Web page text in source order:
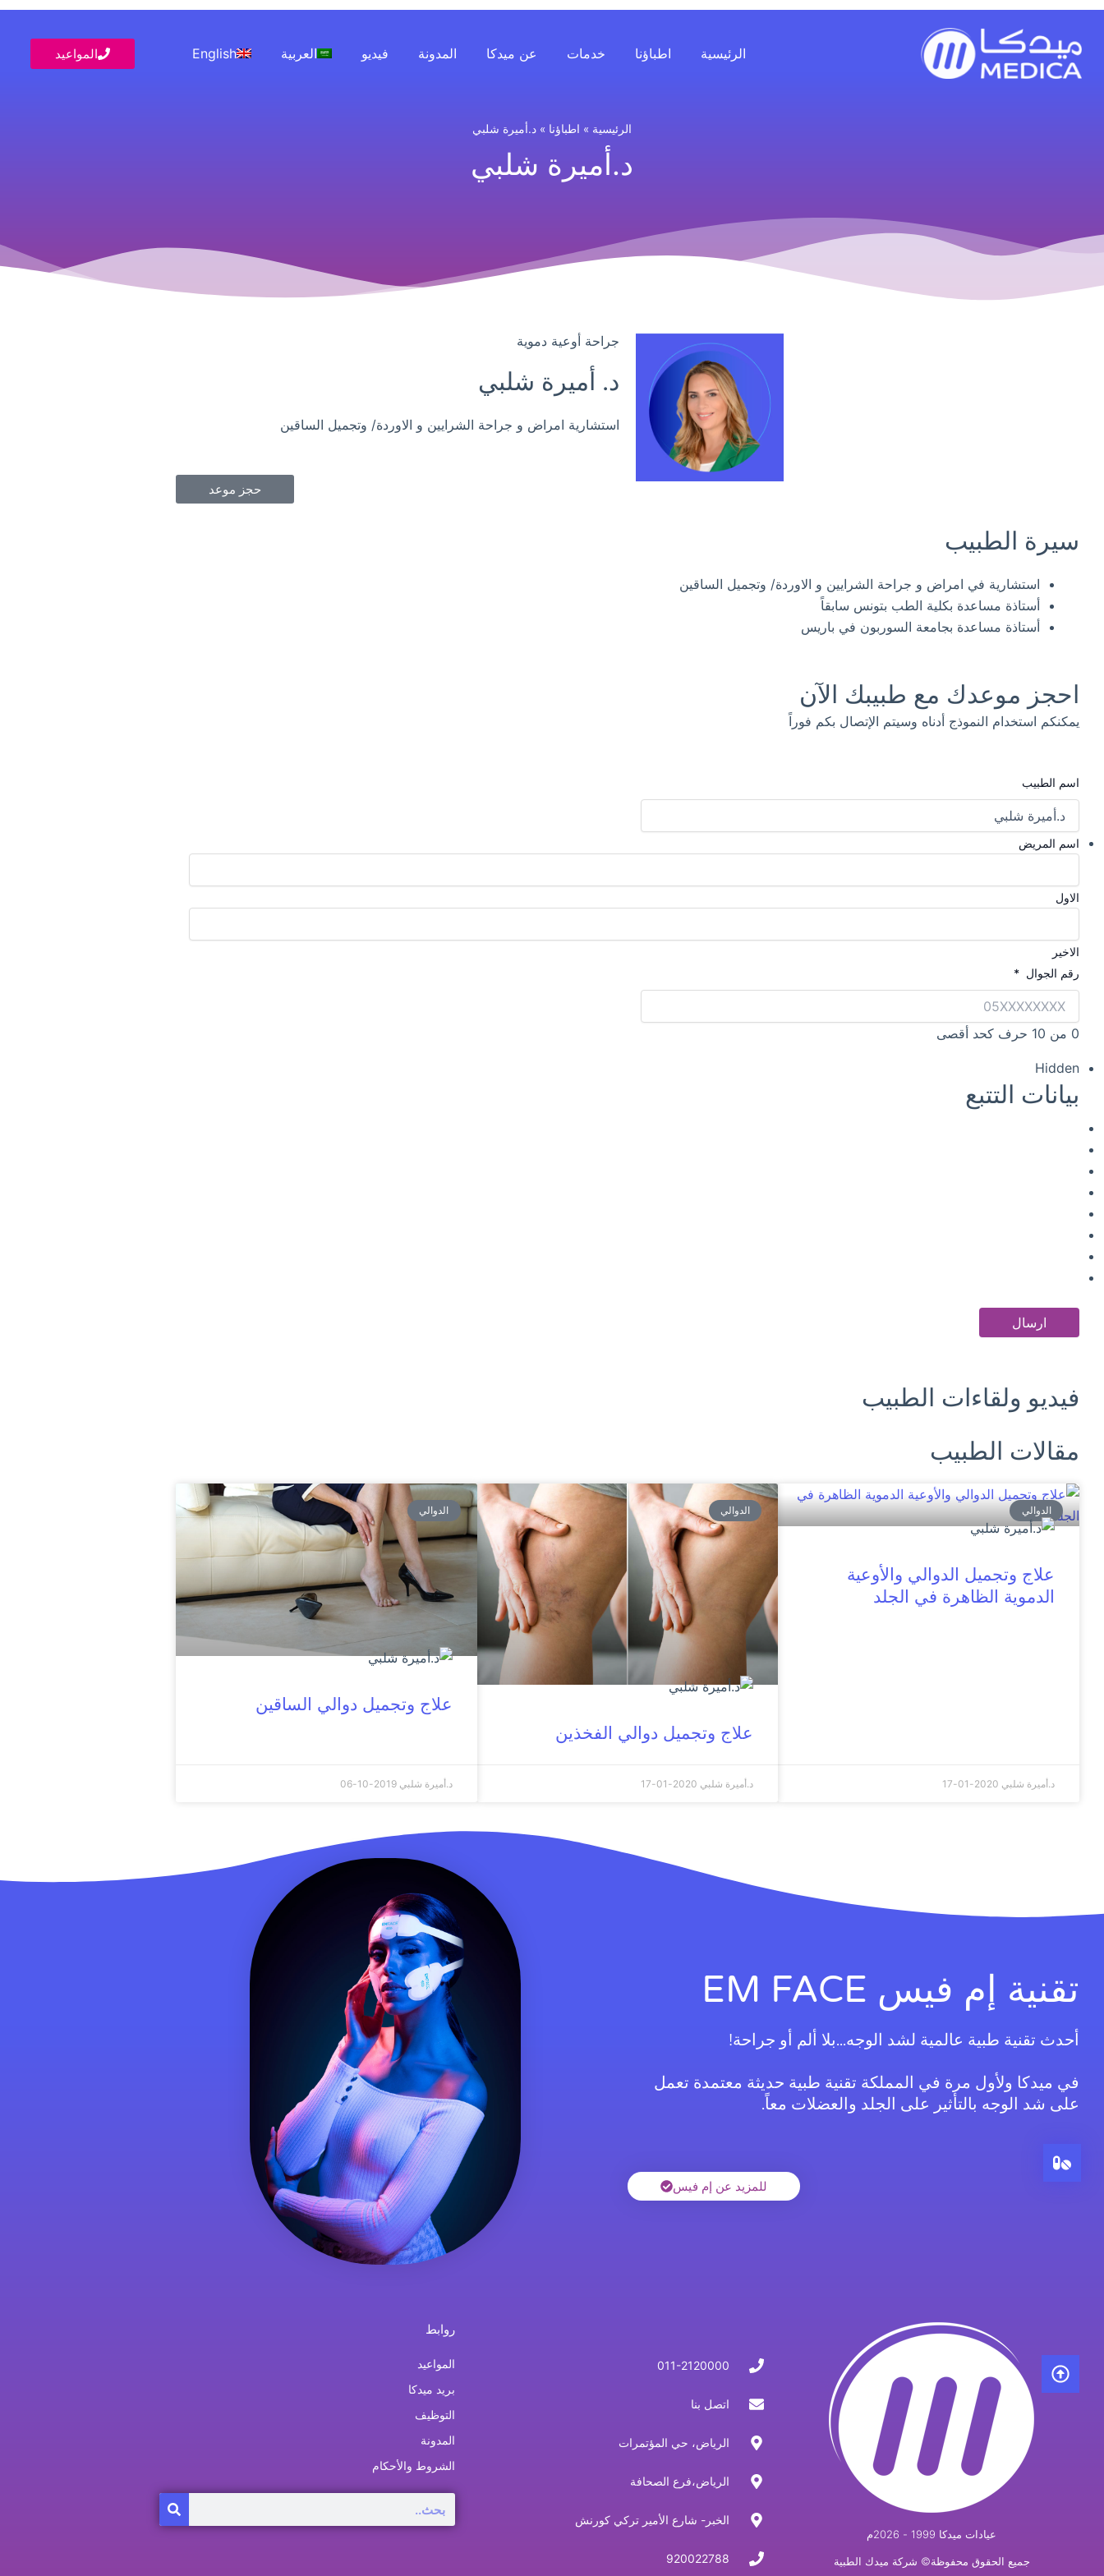
تخطي
المحتوى
الرئيسية اطباؤنا خدمات عن ميدكا المدونة فيديو العربية English المواعيد
الرئيسية » اطباؤنا » د.أميرة شلبي
د.أميرة شلبي
جراحة أوعية دموية
د. أميرة شلبي
استشارية امراض و جراحة الشرايين و الاوردة/ وتجميل الساقين
حجز موعد
سيرة الطبيب
استشارية في امراض و جراحة الشرايين و الاوردة/ وتجميل الساقين
أستاذة مساعدة بكلية الطب بتونس سابقاً
أستاذة مساعدة بجامعة السوربون في باريس
احجز موعدك مع طبيبك الآن
يمكنكم استخدام النموذج أدناه وسيتم الإتصال بكم فوراً
اسم الطبيب
اسم المريض
الاول
الاخير
رقم الجوال *
0 من 10 حرف كحد أقصى
Hidden
بيانات التتبع
فيديو ولقاءات الطبيب
مقالات الطبيب
الدوالي
علاج وتجميل الدوالي والأوعية
الدموية الظاهرة في الجلد
د.أميرة شلبي 2020-01-17
الدوالي
علاج وتجميل دوالي الفخذين
د.أميرة شلبي 2020-01-17
الدوالي
علاج وتجميل دوالي الساقين
د.أميرة شلبي2019-10-06
تقنية إم فيس EM FACE
أحدث تقنية طبية عالمية لشد الوجه...بلا ألم أو جراحة!
في ميدكا ولأول مرة في المملكة تقنية طبية حديثة معتمدة تعمل
على شد الوجه بالتأثير على الجلد والعضلات معاً.
للمزيد عن إم فيس
عيادات ميدكا 1999 - 2026م
جميع الحقوق محفوظة© شركة ميدك الطبية
011-2120000
اتصل بنا
الرياض، حي المؤتمرات
الرياض،فرع الصحافة
الخبر- شارع الأمير تركي كورنش
920022788
روابط
المواعيد
بريد ميدكا
التوظيف
المدونة
الشروط والأحكام